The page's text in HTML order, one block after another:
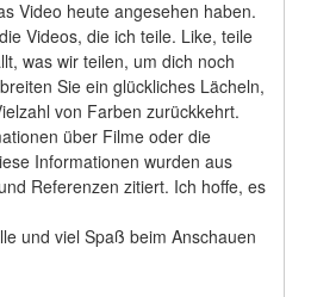
Video heute angesehen haben.
Videos, die ich teile. Like, teile
was wir teilen, um dich noch
Sie ein glückliches Lächeln,
von Farben zurückkehrt.
über Filme oder die
Informationen wurden aus
Referenzen zitiert. Ich hoffe, es
und viel Spaß beim Anschauen